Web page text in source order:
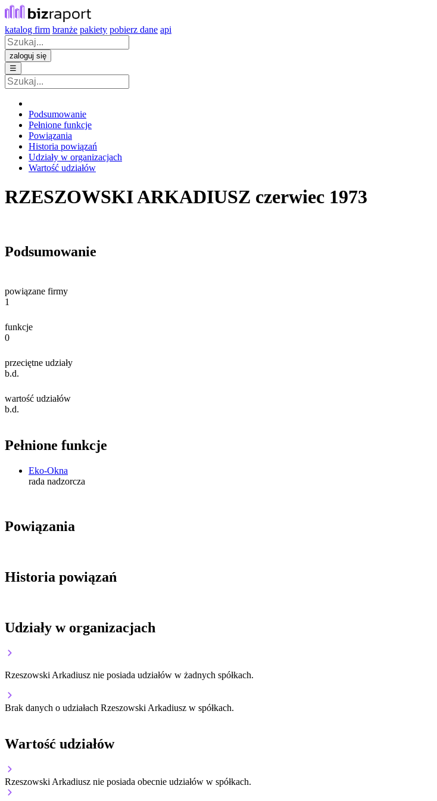
katalog firm branże pakiety pobierz dane api
zaloguj się
☰
Podsumowanie
Pełnione funkcje
Powiązania
Historia powiązań
Udziały w organizacjach
Wartość udziałów
RZESZOWSKI ARKADIUSZ czerwiec 1973
Podsumowanie
powiązane firmy
1
funkcje
0
przeciętne udziały
b.d.
wartość udziałów
b.d.
Pełnione funkcje
Eko-Okna
rada nadzorcza
Powiązania
Historia powiązań
Udziały w organizacjach
Rzeszowski Arkadiusz nie posiada udziałów w żadnych spółkach.
Brak danych o udziałach Rzeszowski Arkadiusz w spółkach.
Wartość udziałów
Rzeszowski Arkadiusz nie posiada obecnie udziałów w spółkach.